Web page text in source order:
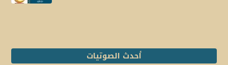
أحدث الصوتيات